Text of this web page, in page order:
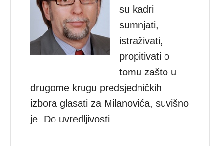
su kadri
sumnjati,
istraživati,
propitivati o
tomu zašto u
drugome krugu predsjedničkih
izbora glasati za Milanovića, suvišno
je. Do uvredljivosti.